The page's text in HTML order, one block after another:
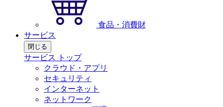
食品・消費財
サービス
閉じる
サービス トップ
クラウド・アプリ
セキュリティ
インターネット
ネットワーク